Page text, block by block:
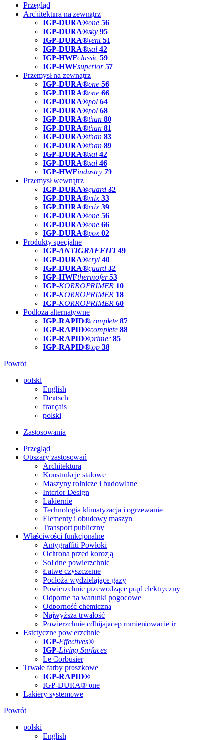
Przegląd
Architektura na zewnątrz
IGP-DURA®one 56
IGP-DURA®sky 95
IGP-DURA®vent 51
IGP-DURA®xal 42
IGP-HWFclassic 59
IGP-HWFsuperior 57
Przemysł na zewnątrz
IGP-DURA®one 56
IGP-DURA®one 66
IGP-DURA®pol 64
IGP-DURA®pol 68
IGP-DURA®than 80
IGP-DURA®than 81
IGP-DURA®than 83
IGP-DURA®than 89
IGP-DURA®xal 42
IGP-DURA®xal 46
IGP-HWFindustry 79
Przemysł wewnątrz
IGP-DURA®guard 32
IGP-DURA®mix 33
IGP-DURA®mix 39
IGP-DURA®one 56
IGP-DURA®one 66
IGP-DURA®pox 02
Produkty specjalne
IGP-ANTIGRAFFITI49
IGP-DURA®cryl 40
IGP-DURA®guard 32
IGP-HWFthermofer 53
IGP-KORROPRIMER 10
IGP-KORROPRIMER 18
IGP-KORROPRIMER 60
Podłoża alternatywne
IGP-RAPID®complete 87
IGP-RAPID®complete 88
IGP-RAPID®primer 85
IGP-RAPID®top 38
Powrót
polski
English
Deutsch
français
polski
Zastosowania
Przegląd
Obszary zastosowań
Architektura
Konstrukcje stalowe
Maszyny rolnicze i budowlane
Interior Design
Lakiernie
Technologia klimatyzacja i ogrzewanie
Elementy i obudowy maszyn
Transport publiczny
Właściwości funkcjonalne
Antygraffiti Powłoki
Ochrona przed korozją
Solidne powierzchnie
Łatwe czyszczenie
Podłoża wydzielające gazy
Powierzchnie przewodzące prąd elektryczny
Odporne na warunki pogodowe
Odporność chemiczna
Najwyższa trwałość
Powierzchnie odbijajacep romieniowanie ir
Estetyczne powierzchnie
IGP-Effectives®
IGP-Living Surfaces
Le Corbusier
Trwałe farby proszkowe
IGP-RAPID®
IGP-DURA® one
Lakiery systemowe
Powrót
polski
English